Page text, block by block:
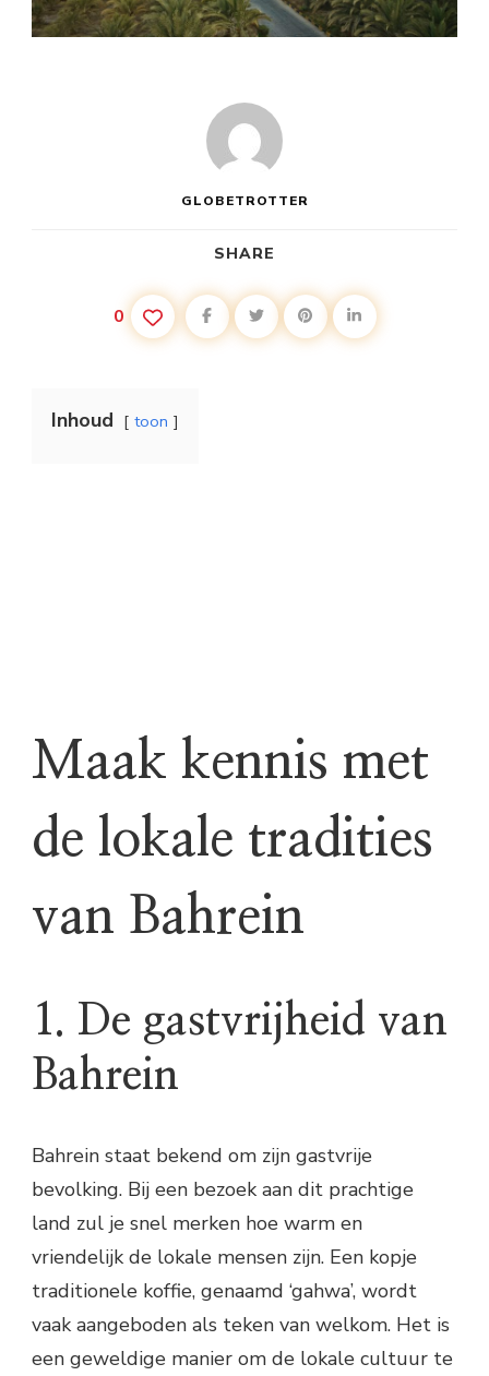
GLOBETROTTER
SHARE
0
Inhoud toon
Maak kennis met
de lokale tradities
van Bahrein
1. De gastvrijheid van
Bahrein
Bahrein staat bekend om zijn gastvrije
bevolking. Bij een bezoek aan dit prachtige
land zul je snel merken hoe warm en
vriendelijk de lokale mensen zijn. Een kopje
traditionele koffie, genaamd ‘gahwa’, wordt
vaak aangeboden als teken van welkom. Het is
een geweldige manier om de lokale cultuur te